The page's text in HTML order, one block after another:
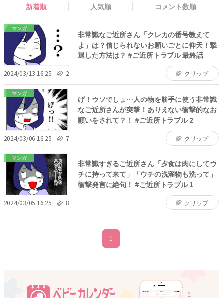
新着順 人気順 コメント数順
マンガ
非常識なご近所さん「クレカの番号教えて
よ」は？信じられないお願いごとに仰天！撃
退した方法は？ #ご近所トラブル 最終話
2024/03/13 16:25 2 クリップ
マンガ
げ！ウソでしょ…人の物を勝手に使う非常識
なご近所さんが突撃！ありえない衝撃的なお
願いをされて？！ #ご近所トラブル 2
2024/03/06 16:25 7 クリップ
マンガ
非常識すぎるご近所さん「夕食は肉にしてウ
チに持って来て」「ウチの洗濯物も洗って」
衝撃発言に絶句！ #ご近所トラブル 1
2024/03/05 16:25 8 クリップ
1